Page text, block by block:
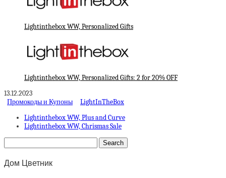
Lightinthebox WW, Personalized Gifts
Lightinthebox WW, Personalized Gifts: 2 for 20% OFF
13.12.2023
Промокоды и Купоны
LightInTheBox
Lightinthebox WW, Plus and Curve
Lightinthebox WW, Chrismas Sale
Дом Цветник